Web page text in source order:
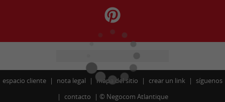
espacio cliente nota legal mapa del sitio crear un link
síguenos
contacto
© Negocom Atlantique